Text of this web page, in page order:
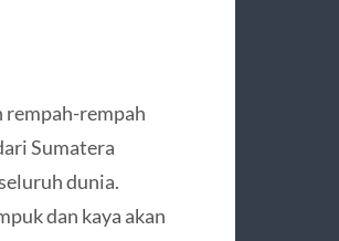
rempah-rempah
Sumatera
dunia.
dan kaya akan